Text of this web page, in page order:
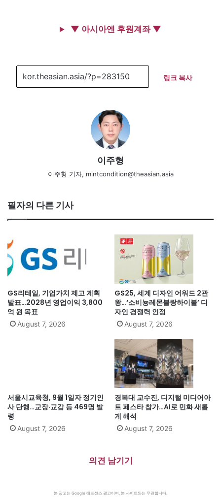
▼ 아시아엔 후원계좌 ▼
링크 복사
이주형
이주형 기자, mintcondition@theasian.asia
필자의 다른 기사
GS리테일, 기업가치 제고 계획
발표…2028년 영업이익 3,800
억 원 목표
August 7, 2026
GS25, 세계 디자인 어워드 2관
왕…‘소비뇽레몬블랑하이볼’ 디
자인 경쟁력 인정
August 7, 2026
서울시교육청, 9월 1일자 정기인
사 단행…교장·교감 등 469명 발
령
August 7, 2026
경복대 교수진, 디지털 미디어아
트 페스타 참가…AI로 민화 새롭
게 해석
August 7, 2026
의견 남기기
본 광고는 Google 애드센스 광고이며, 본 사이트와는 무관합니다.